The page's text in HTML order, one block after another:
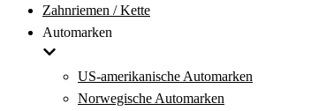
Zahnriemen / Kette
Automarken
US-amerikanische Automarken
Norwegische Automarken